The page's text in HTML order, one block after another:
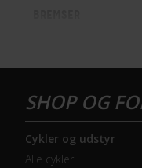
Bagskifter
Cykler og udstyr
Alle cykler